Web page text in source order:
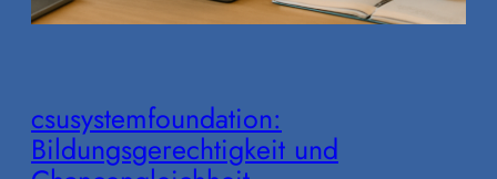
csusystemfoundation:
Bildungsgerechtigkeit und